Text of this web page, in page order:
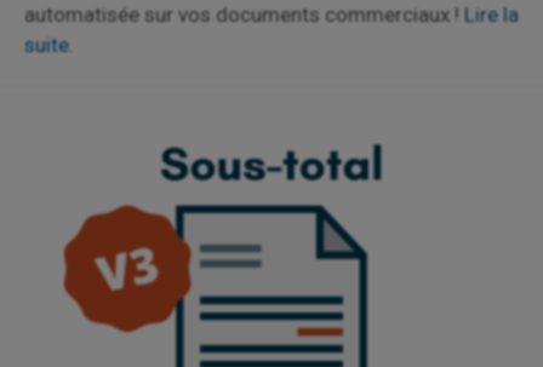
automatisée sur vos documents commerciaux ! Lire la
suite.